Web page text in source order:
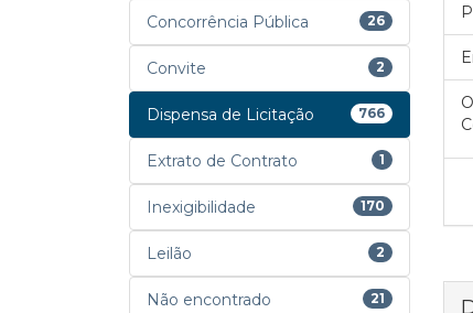
Concorrência Pública 26
Convite 2
Dispensa de Licitação 766
Extrato de Contrato 1
Inexigibilidade 170
Leilão 2
Não encontrado 21